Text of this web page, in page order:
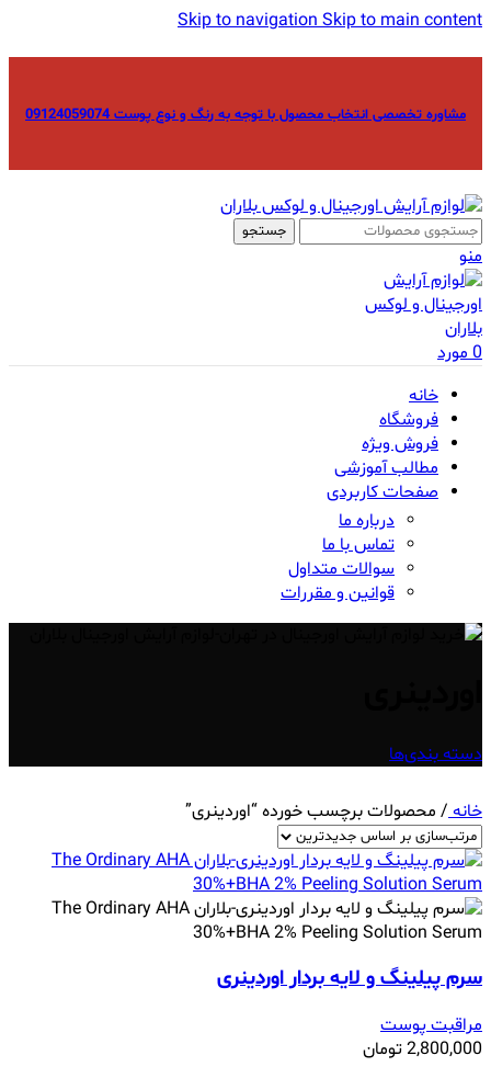
Skip to navigationSkip to main content
مشاوره تخصصی انتخاب محصول با توجه به رنگ و نوع پوست 09124059074
جستجو
منو
0مورد
خانه
فروشگاه
فروش ویژه
مطالب آموزشی
صفحات کاربردی
درباره ما
تماس با ما
سوالات متداول
قوانین و مقررات
دسته بندی‌ها
خانه/ محصولات برچسب خورده “اوردینری”
سرم پیلینگ و لایه بردار اوردینری
مراقبت پوست
2,800,000تومان